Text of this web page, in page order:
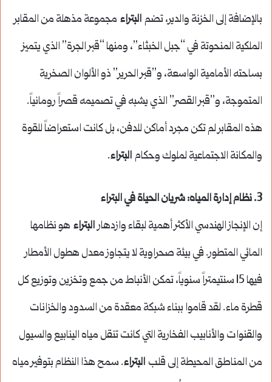
بالإضافة إلى الخزنة والدير، تضم البتراء مجموعة مذهلة من المقابر
الملكية المنحوتة في “جبل الخبثاء”، ومنها “قبر الجرة” الذي يتميز
بساحته الأمامية الواسعة، و”قبر الحرير” ذو الألوان الصخرية
المتموجة، و”قبر القصر” الذي يشبه في تصميمه قصراً رومانياً.
هذه المقابر لم تكن مجرد أماكن للدفن، بل كانت استعراضاً للقوة
والمكانة الاجتماعية لملوك وحكام البتراء.
3. نظام إدارة المياه: شريان الحياة في البتراء
إن الإنجاز الهندسي الأكثر أهمية لبقاء وازدهارالبتراء هو نظامها
المائي المتطور. في بيئة صحراوية لا يتجاوز معدل هطول الأمطار
فيها 15 سنتيمتراً سنوياً، تمكن الأنباط من جمع وتخزين وتوزيع كل
قطرة ماء. لقد قاموا ببناء شبكة معقدة من السدود والخزانات
والقنوات والأنابيب الفخارية التي كانت تنقل مياه الينابيع والسيول
من المناطق المحيطة إلى قلب البتراء. سمح هذا النظام بتوفير مياه